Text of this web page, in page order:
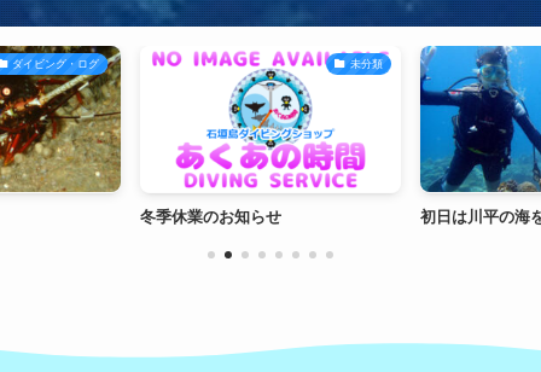
ダイビング・ログ 未分類
冬季休業のお知らせ 初日は川平の海